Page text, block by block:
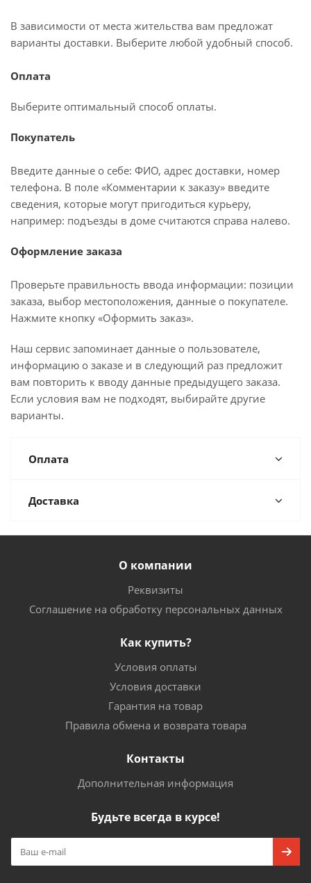
В зависимости от места жительства вам предложат
варианты доставки. Выберите любой удобный способ.
Оплата
Выберите оптимальный способ оплаты.
Покупатель
Введите данные о себе: ФИО, адрес доставки, номер
телефона. В поле «Комментарии к заказу» введите
сведения, которые могут пригодиться курьеру,
например: подъезды в доме считаются справа налево.
Оформление заказа
Проверьте правильность ввода информации: позиции
заказа, выбор местоположения, данные о покупателе.
Нажмите кнопку «Оформить заказ».
Наш сервис запоминает данные о пользователе,
информацию о заказе и в следующий раз предложит
вам повторить к вводу данные предыдущего заказа.
Если условия вам не подходят, выбирайте другие
варианты.
Оплата
Доставка
О компании
Реквизиты
Соглашение на обработку персональных данных
Как купить?
Условия оплаты
Условия доставки
Гарантия на товар
Правила обмена и возврата товара
Контакты
Дополнительная информация
Будьте всегда в курсе!